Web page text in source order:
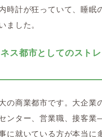
時計が狂っていて、睡眠
ました。
ス都市としてのスト
の商業都市です。大企業
ンター、営業職、接客
に就いている方が本当に